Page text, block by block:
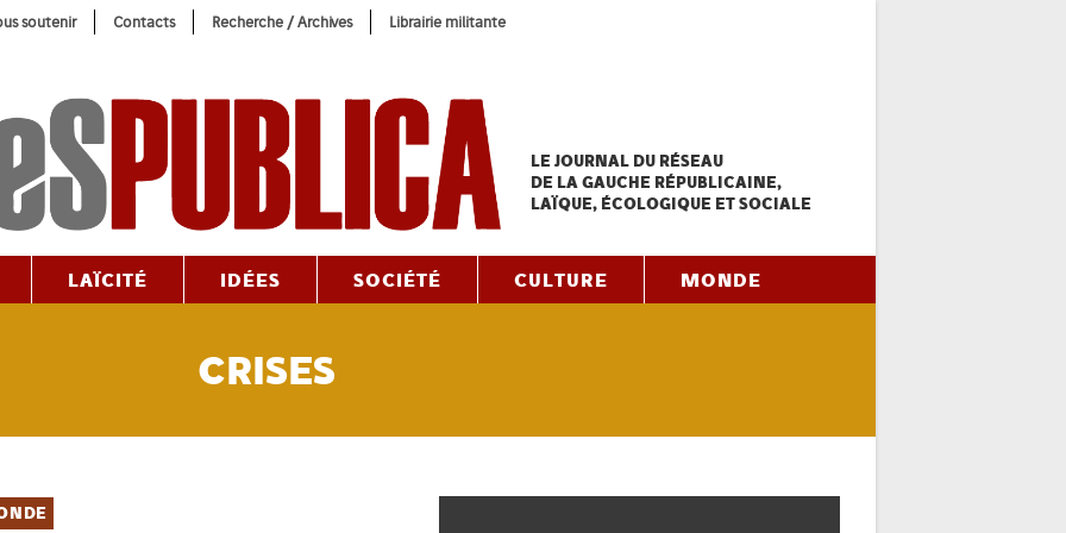
soutenir Contacts Recherche / Archives Librairie militante
LE JOURNAL DU RÉSEAU
DE LA GAUCHE RÉPUBLICAINE,
LAÏQUE, ÉCOLOGIQUE ET SOCIALE
LAÏCITÉ IDÉES SOCIÉTÉ CULTURE MONDE
CRISES